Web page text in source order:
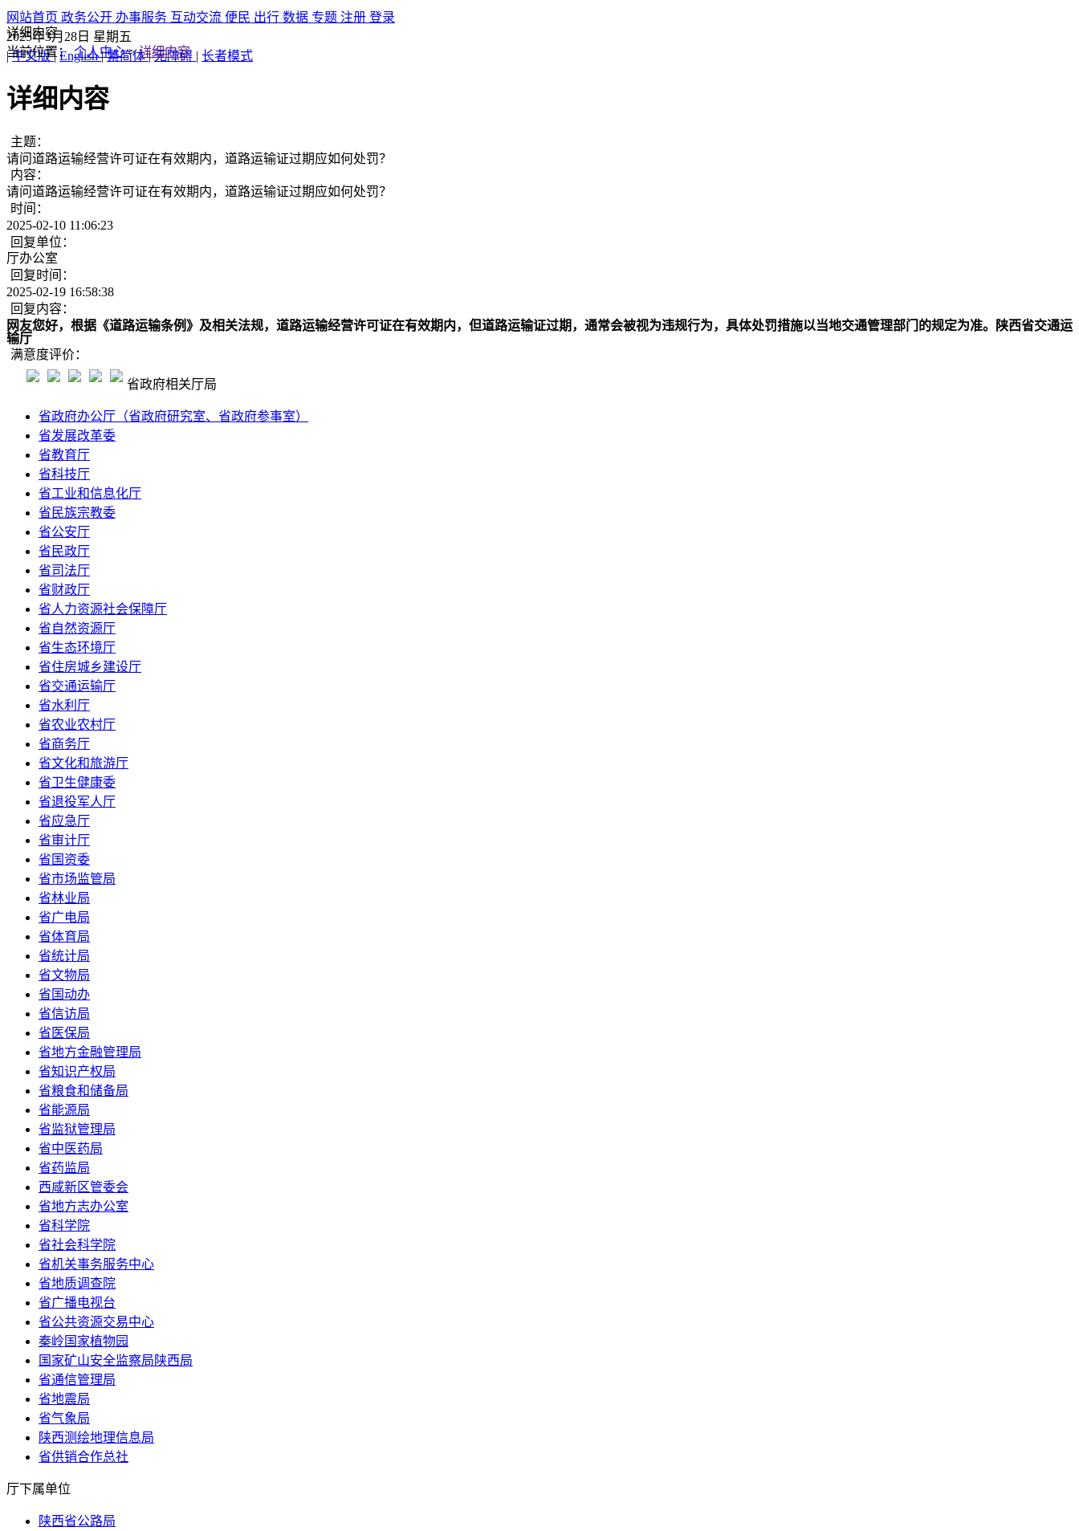
网站首页 政务公开 办事服务 互动交流 便民 出行 数据 专题 注册 登录
2025年3月28日 星期五
|中文版|English|繁简体|无障碍 | 长者模式
详细内容
当前位置：个人中心>详细内容
详细内容
主题：
请问道路运输经营许可证在有效期内，道路运输证过期应如何处罚？
内容：
请问道路运输经营许可证在有效期内，道路运输证过期应如何处罚？
时间：
2025-02-10 11:06:23
回复单位：
厅办公室
回复时间：
2025-02-19 16:58:38
回复内容：
网友您好，根据《道路运输条例》及相关法规，道路运输经营许可证在有效期内，但道路运输证过期，通常会被视为违规行为，具体处罚措施以当地交通管理部门的规定为准。陕西省交通运
输厅
满意度评价：
省政府相关厅局
省政府办公厅（省政府研究室、省政府参事室）
省发展改革委
省教育厅
省科技厅
省工业和信息化厅
省民族宗教委
省公安厅
省民政厅
省司法厅
省财政厅
省人力资源社会保障厅
省自然资源厅
省生态环境厅
省住房城乡建设厅
省交通运输厅
省水利厅
省农业农村厅
省商务厅
省文化和旅游厅
省卫生健康委
省退役军人厅
省应急厅
省审计厅
省国资委
省市场监管局
省林业局
省广电局
省体育局
省统计局
省文物局
省国动办
省信访局
省医保局
省地方金融管理局
省知识产权局
省粮食和储备局
省能源局
省监狱管理局
省中医药局
省药监局
西咸新区管委会
省地方志办公室
省科学院
省社会科学院
省机关事务服务中心
省地质调查院
省广播电视台
省公共资源交易中心
秦岭国家植物园
国家矿山安全监察局陕西局
省通信管理局
省地震局
省气象局
陕西测绘地理信息局
省供销合作总社
厅下属单位
陕西省公路局